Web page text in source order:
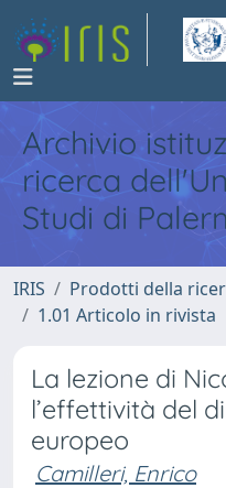
Archivio
ricerca
Studi di
IRIS Prodotti della
1.01 Articolo in rivista
La lezione di
l’effettività del
europeo
Camilleri, Enrico